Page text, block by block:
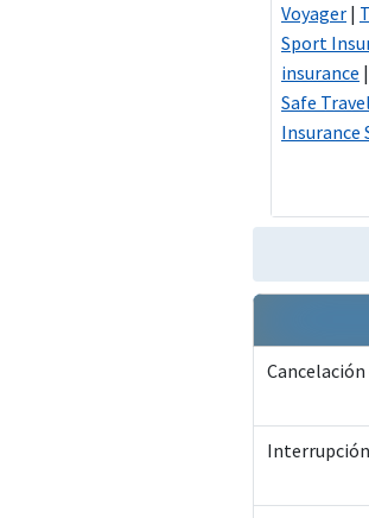
Voyager |
Sport
insurance |
Safe
Insurance
Cancelación